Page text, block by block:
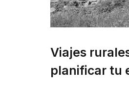
Viajes
planificar tu